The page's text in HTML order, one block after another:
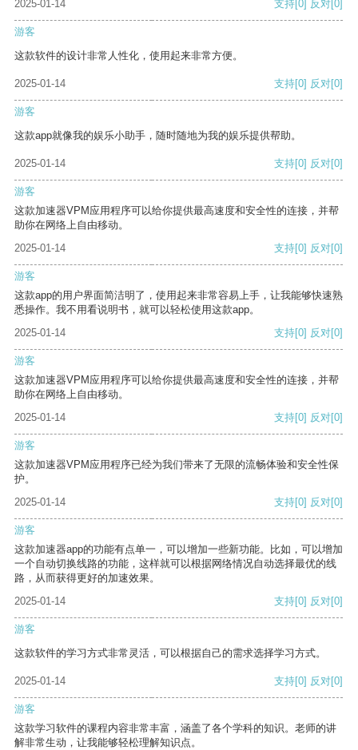
2025-01-14 支持 [0] 反对 [0]
游客
这款软件的设计非常人性化，使用起来非常方便。
2025-01-14 支持[0] 反对[0]
游客
这款app就像我的娱乐小助手，随时随地为我的娱乐提供帮助。
2025-01-14 支持[0] 反对[0]
游客
这款加速器VPM应用程序可以给你提供最高速度和安全性的连接，并帮
助你在网络上自由移动。
2025-01-14
支持[0] 反对[0]
游客
这款app的用户界面简洁明了，使用起来非常容易上手，让我能够快速熟
悉操作。我不用看说明书，就可以轻松使用这款app。
2025-01-14
支持[0] 反对[0]
游客
这款加速器VPM应用程序可以给你提供最高速度和安全性的连接，并帮
助你在网络上自由移动。
2025-01-14
支持[0] 反对[0]
游客
这款加速器VPM应用程序已经为我们带来了无限的流畅体验和安全性保
护。
2025-01-14
支持[0] 反对[0]
游客
这款加速器app的功能有点单一，可以增加一些新功能。比如，可以增加
一个自动切换线路的功能，这样就可以根据网络情况自动选择最优的线
路，从而获得更好的加速效果。
2025-01-14
支持[0] 反对[0]
游客
这款软件的学习方式非常灵活，可以根据自己的需求选择学习方式。
2025-01-14 支持[0] 反对[0]
游客
这款学习软件的课程内容非常丰富，涵盖了各个学科的知识。老师的讲
解非常生动，让我能够轻松理解知识点。